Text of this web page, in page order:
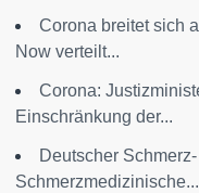
Corona breitet sich
Now verteilt...
Corona:
Einschränkung der...
Deutscher
Schmerzmedizinische...